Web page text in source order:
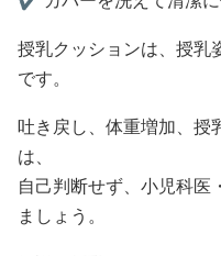
授乳クッションは、授乳
です。
吐き戻し、体重増加、授
は、
自己判断せず、小児科医
ましょう。